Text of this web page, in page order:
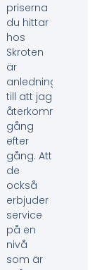
priserna
du hittar
hos
Skroten
är
anledningen
till att jag
återkommer
gång
efter
gång. Att
de
också
erbjuder
service
på en
nivå
som är